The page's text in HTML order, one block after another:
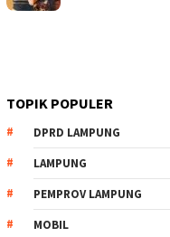
TOPIK POPULER
DPRD LAMPUNG
LAMPUNG
PEMPROV LAMPUNG
MOBIL